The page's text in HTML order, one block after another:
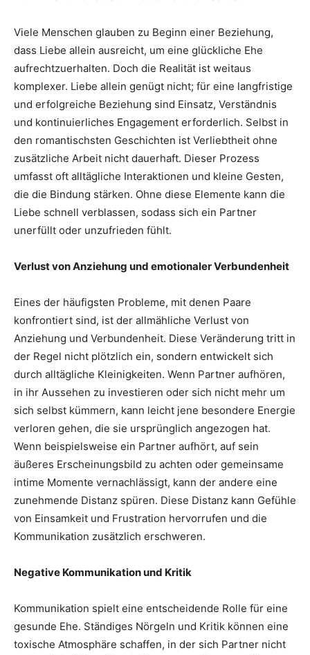
Viele Menschen glauben zu Beginn einer Beziehung,
dass Liebe allein ausreicht, um eine glückliche Ehe
aufrechtzuerhalten. Doch die Realität ist weitaus
komplexer. Liebe allein genügt nicht; für eine langfristige
und erfolgreiche Beziehung sind Einsatz, Verständnis
und kontinuierliches Engagement erforderlich. Selbst in
den romantischsten Geschichten ist Verliebtheit ohne
zusätzliche Arbeit nicht dauerhaft. Dieser Prozess
umfasst oft alltägliche Interaktionen und kleine Gesten,
die die Bindung stärken. Ohne diese Elemente kann die
Liebe schnell verblassen, sodass sich ein Partner
unerfüllt oder unzufrieden fühlt.
Verlust von Anziehung und emotionaler Verbundenheit
Eines der häufigsten Probleme, mit denen Paare
konfrontiert sind, ist der allmähliche Verlust von
Anziehung und Verbundenheit. Diese Veränderung tritt in
der Regel nicht plötzlich ein, sondern entwickelt sich
durch alltägliche Kleinigkeiten. Wenn Partner aufhören,
in ihr Aussehen zu investieren oder sich nicht mehr um
sich selbst kümmern, kann leicht jene besondere Energie
verloren gehen, die sie ursprünglich angezogen hat.
Wenn beispielsweise ein Partner aufhört, auf sein
äußeres Erscheinungsbild zu achten oder gemeinsame
intime Momente vernachlässigt, kann der andere eine
zunehmende Distanz spüren. Diese Distanz kann Gefühle
von Einsamkeit und Frustration hervorrufen und die
Kommunikation zusätzlich erschweren.
Negative Kommunikation und Kritik
Kommunikation spielt eine entscheidende Rolle für eine
gesunde Ehe. Ständiges Nörgeln und Kritik können eine
toxische Atmosphäre schaffen, in der sich Partner nicht